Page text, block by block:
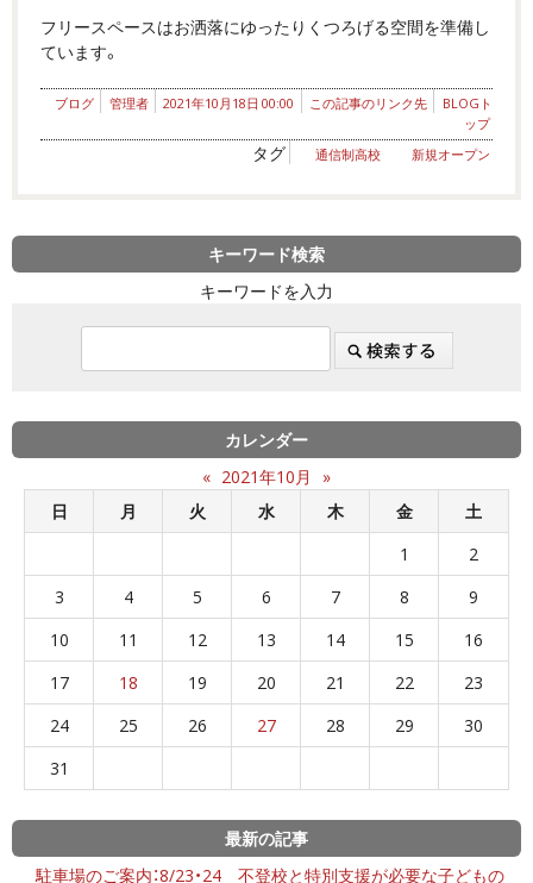
フリースペースはお洒落にゆったりくつろげる空間を準備し
ています。
ブログ 管理者 2021年10月18日 00:00 この記事のリンク先
BLOGト
ップ
タグ 通信制高校 新規オープン
キーワード検索
キーワードを入力
カレンダー
« 2021年10月
»
日
月 火 水 木 金
土
1
2
3
4 5 6 7 8
9
10
11 12 13 14 15
16
17
18 19 20 21 22
23
24
25 26 27 28 29
30
31
最新の記事
駐車場のご案内：8/23・24 不登校と特別支援が必要な子どもの